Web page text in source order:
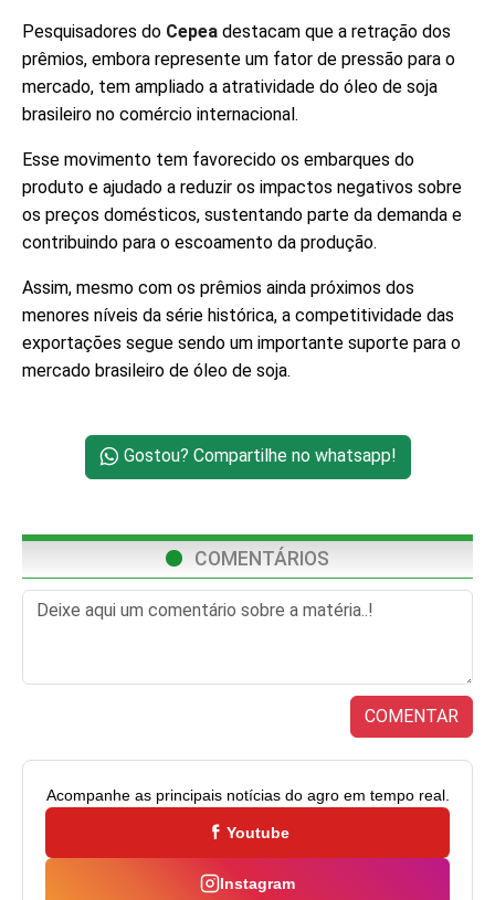
Pesquisadores do Cepea destacam que a retração dos
prêmios, embora represente um fator de pressão para o
mercado, tem ampliado a atratividade do óleo de soja
brasileiro no comércio internacional.
Esse movimento tem favorecido os embarques do
produto e ajudado a reduzir os impactos negativos sobre
os preços domésticos, sustentando parte da demanda e
contribuindo para o escoamento da produção.
Assim, mesmo com os prêmios ainda próximos dos
menores níveis da série histórica, a competitividade das
exportações segue sendo um importante suporte para o
mercado brasileiro de óleo de soja.
Gostou? Compartilhe no whatsapp!
COMENTÁRIOS
COMENTAR
Acompanhe as principais notícias do agro em tempo real.
Youtube
Instagram